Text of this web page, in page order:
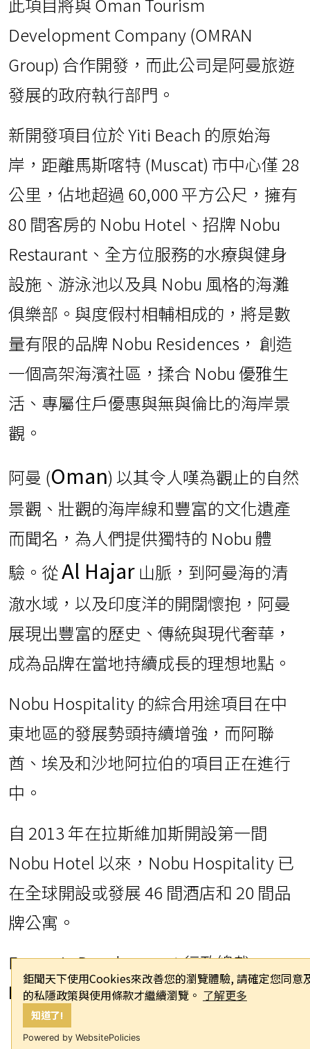
鉅聞天下使用Cookies來改善您的瀏覽體驗, 請確定您同意
的私隱政策與使用條款才繼續瀏覽。 了解更多
知道了!
Powered by WebsitePolicies
Development Company (OMRAN
Group) 合作開發，而此公司是阿曼旅遊
發展的政府執行部門。
岸，距離馬斯喀特 (Muscat) 市中心僅 28
公里，佔地超過 60,000 平方公尺，擁有
80 間客房的 Nobu Hotel、招牌 Nobu
Restaurant、全方位服務的水療與健身
設施、游泳池以及具 Nobu 風格的海灘
俱樂部。與度假村相輔相成的，將是數
量有限的品牌 Nobu Residences， 創造
一個高架海濱社區，揉合 Nobu 優雅生
活、專屬住戶優惠與無與倫比的海岸景
觀。
景觀、壯觀的海岸線和豐富的文化遺產
而聞名，為人們提供獨特的 Nobu 體
驗。從 Al Hajar山脈，到阿曼海的清
澈水域，以及印度洋的開闊懷抱，阿曼
展現出豐富的歷史、傳統與現代奢華，
成為品牌在當地持續成長的理想地點。
東地區的發展勢頭持續增強，而阿聯
酋、埃及和沙地阿拉伯的項目正在進行
中。
Nobu Hotel 以來，Nobu Hospitality 已
在全球開設或發展 46 間酒店和 20 間品
牌公寓。
Evgeniy Yakubovskii表示：
「我們非常高興能夠繼續我們與 Nobu
的合作關係，在阿曼的馬斯喀特打造一